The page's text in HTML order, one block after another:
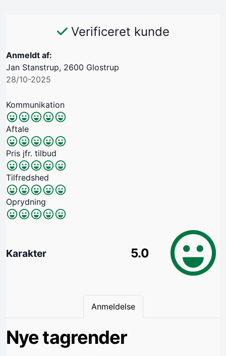
Verificeret kunde
Anmeldt af:
Jan Stanstrup, 2600 Glostrup
28/10-2025
Kommunikation
Aftale
Pris jfr. tilbud
Tilfredshed
Oprydning
Karakter 5.0
Anmeldelse
Nye tagrender